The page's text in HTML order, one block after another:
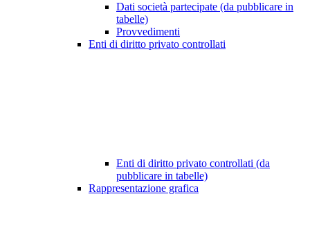
Dati società partecipate (da pubblicare in
tabelle)
Provvedimenti
Enti di diritto privato controllati
Enti di diritto privato controllati (da
pubblicare in tabelle)
Rappresentazione grafica